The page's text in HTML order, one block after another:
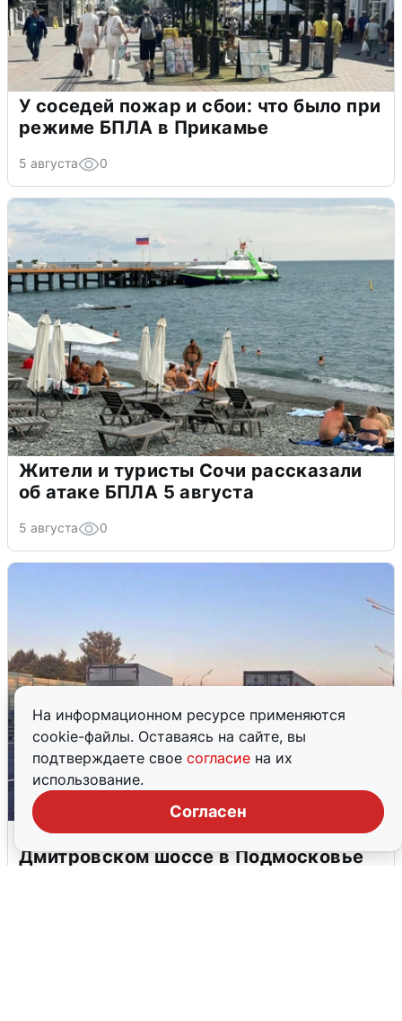
На информационном ресурсе применяются
cookie-файлы. Оставаясь на сайте, вы
подтверждаете свое согласие на их
использование.
Согласен
У соседей пожар и сбои: что было при
режиме БПЛА в Прикамье
5 августа 0
Жители и туристы Сочи рассказали
об атаке БПЛА 5 августа
5 августа 0
Пять машин столкнулись на
Дмитровском шоссе в Подмосковье